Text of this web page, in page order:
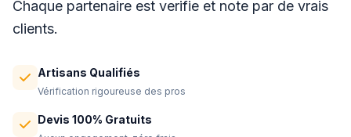
Chaque partenaire est verifie et note par de vrais
clients.
Artisans Qualifiés
Vérification rigoureuse des pros
Devis 100% Gratuits